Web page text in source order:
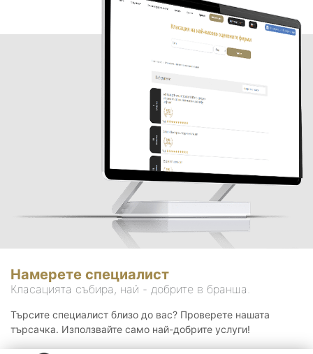
Намерете специалист
Класацията събира, най - добрите в бранша.
Търсите специалист близо до вас? Проверете нашата
търсачка. Използвайте само най-добрите услуги!